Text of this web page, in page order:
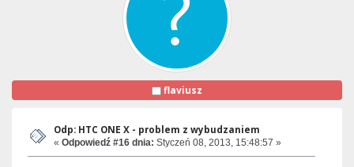
flaviusz
Odp: HTC ONE X - problem z wybudzaniem
« Odpowiedź #16 dnia: Styczeń 08, 2013, 15:48:57 »